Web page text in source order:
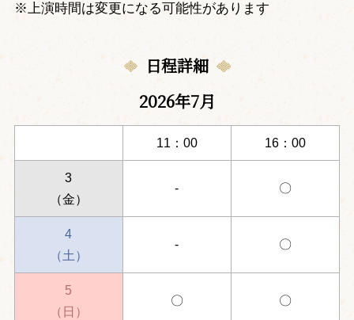
※上演時間は変更になる可能性があります
日程詳細
2026年7月
11：00 16：00
3
（金）
- 〇
4
（土）
- 〇
5
（日）
〇 〇